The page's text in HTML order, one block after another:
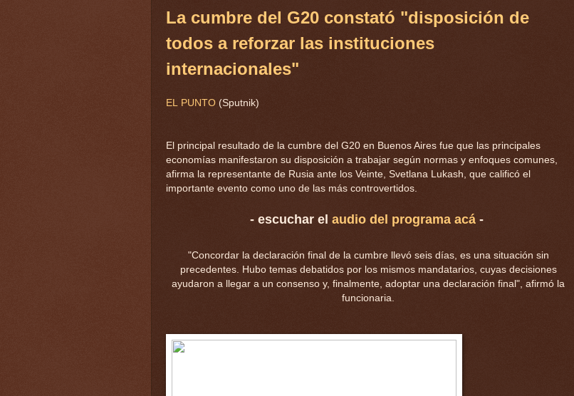
La cumbre del G20 constató "disposición de
todos a reforzar las instituciones
internacionales"
EL PUNTO (Sputnik)
El principal resultado de la cumbre del G20 en Buenos Aires fue que las principales
economías manifestaron su disposición a trabajar según normas y enfoques comunes,
afirma la representante de Rusia ante los Veinte, Svetlana Lukash, que calificó el
importante evento como uno de las más controvertidos.
- escuchar el audio del programa acá-
"Concordar la declaración final de la cumbre llevó seis días, es una situación sin
precedentes. Hubo temas debatidos por los mismos mandatarios, cuyas decisiones
ayudaron a llegar a un consenso y, finalmente, adoptar una declaración final", afirmó la
funcionaria.